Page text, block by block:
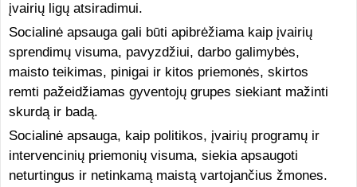
įvairių ligų atsiradimui.
Socialinė apsauga gali būti apibrėžiama kaip įvairių
sprendimų visuma, pavyzdžiui, darbo galimybės,
maisto teikimas, pinigai ir kitos priemonės, skirtos
remti pažeidžiamas gyventojų grupes siekiant mažinti
skurdą ir badą.
Socialinė apsauga, kaip politikos, įvairių programų ir
intervencinių priemonių visuma, siekia apsaugoti
neturtingus ir netinkamą maistą vartojančius žmones.